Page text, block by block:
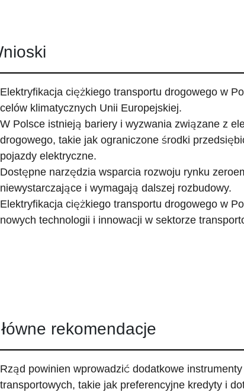
Elektryfikacja ciężkiego transportu drogowego w
celów klimatycznych Unii Europejskiej.
W Polsce istnieją bariery i wyzwania związane z
drogowego, takie jak ograniczone środki
pojazdy elektryczne.
Dostępne narzędzia wsparcia rozwoju rynku
niewystarczające i wymagają dalszej rozbudowy.
Elektryfikacja ciężkiego transportu drogowego w
nowych technologii i innowacji w sektorze
rekomendacje
Rząd powinien wprowadzić dodatkowe
transportowych, takie jak preferencyjne kredyty i